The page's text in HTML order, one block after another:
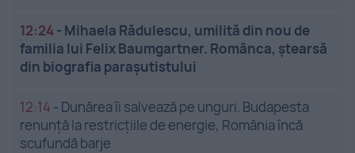
12:24- Mihaela Rădulescu, umilită din nou de
familia lui Felix Baumgartner. Românca, ștearsă
din biografia parașutistului
12:14 - Dunărea îi salvează pe unguri. Budapesta
renunță la restricțiile de energie, România încă
scufundă barje